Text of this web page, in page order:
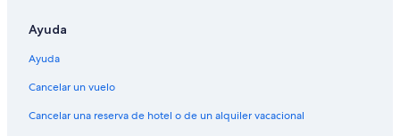
Ayuda
Ayuda
Cancelar un vuelo
Cancelar una reserva de hotel o de un alquiler vacacional